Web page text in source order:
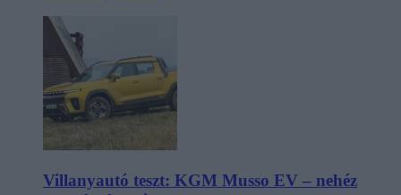
Villanyautó teszt: KGM Musso EV – nehéz